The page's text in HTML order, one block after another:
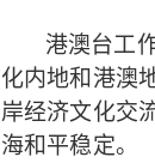
港澳台工
化内地和港澳
岸经济文化交
海和平稳定。